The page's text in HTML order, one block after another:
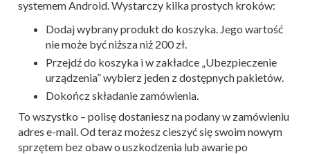
systemem Android. Wystarczy kilka prostych kroków:
Dodaj wybrany produkt do koszyka. Jego wartość
nie może być niższa niż 200 zł.
Przejdź do koszyka i w zakładce „Ubezpieczenie
urządzenia” wybierz jeden z dostępnych pakietów.
Dokończ składanie zamówienia.
To wszystko – polisę dostaniesz na podany w zamówieniu
adres e-mail. Od teraz możesz cieszyć się swoim nowym
sprzętem bez obaw o uszkodzenia lub awarie po